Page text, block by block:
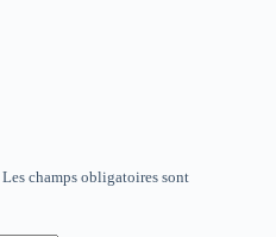
Les champs obligatoires sont